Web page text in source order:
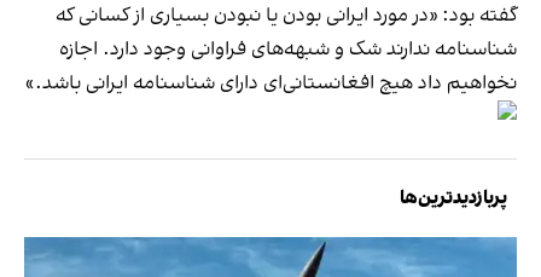
گفته بود: «در مورد ایرانی بودن یا نبودن بسیاری از کسانی‌ که
شناسنامه ندارند شک و شبهه‌های فراوانی وجود دارد. اجازه
نخواهیم داد هیچ افغانستانی‌ای دارای شناسنامه ایرانی باشد.»
پربازدیدترین‌ها